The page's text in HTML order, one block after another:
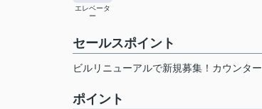
エレベータ
ー
セールスポイント
ビルリニューアルで新規募集！カウンタ
ポイント